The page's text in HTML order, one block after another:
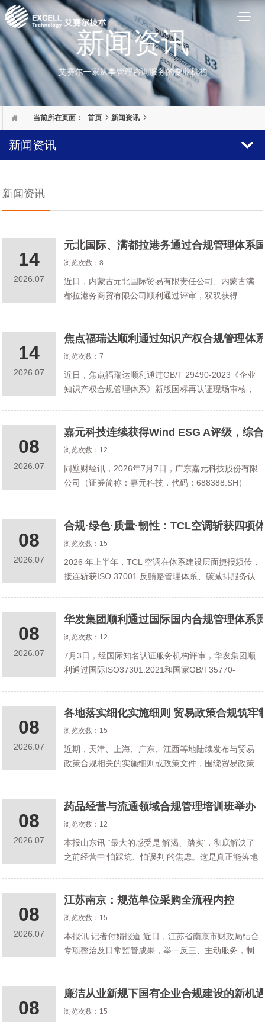
 当前所在页面： 首页 新闻资讯
新闻资讯
新闻资讯
元北国际、满都拉港务通过合规管理体系
浏览次数：8
近日，内蒙古元北国际贸易有限责任公司、内蒙古满
都拉港务商贸有限公司顺利通过评审，双双获得
抓实子公司合规管
14
2026.07
焦点福瑞达顺利通过知识产权合规管理体
浏览次数：7
近日，焦点福瑞达顺利通过GB/T 29490-2023《企业
知识产权合规管理体系》新版国标再认证现场审核，
管理的标准化、合规化、
14
2026.07
嘉元科技连续获得Wind ESG A评级，综
浏览次数：12
同壁财经讯，2026年7月7日，广东嘉元科技股份有限
公司（证券简称：嘉元科技，代码：688388.SH）
元化工
08
2026.07
合规·绿色·质量·韧性：TCL空调斩获四项
浏览次数：15
2026 年上半年，TCL 空调在体系建设层面捷报频传，
接连斩获ISO 37001 反贿赂管理体系、碳减排服务认
08
2026.07
华发集团顺利通过国际国内合规管理体系
浏览次数：12
7月3日，经国际知名认证服务机构评审，华发集团顺
利通过国际ISO37301:2021和国家GB/T35770-
稳定有效
08
2026.07
各地落实细化实施细则 贸易政策合规筑牢
浏览次数：15
近期，天津、上海、广东、江西等地陆续发布与贸易
政策合规相关的实施细则或政策文件，围绕贸易政策
政策合规工作部署的落地执行，也掀起了
08
2026.07
药品经营与流通领域合规管理培训班举办
浏览次数：12
本报山东讯 “最大的感受是‘解渴、踏实’，彻底解决了
之前经营中‘怕踩坑、怕误判’的焦虑。这是真正能落地
是近日在山东济宁举办的药
08
2026.07
江苏南京：规范单位采购全流程内控
浏览次数：15
本报讯 记者付娟报道 近日，江苏省南京市财政局结合
专项整治及日常监管成果，举一反三、主动服务，制
内控制度提供参考。
08
2026.07
廉洁从业新规下国有企业合规建设的新机
浏览次数：15
08